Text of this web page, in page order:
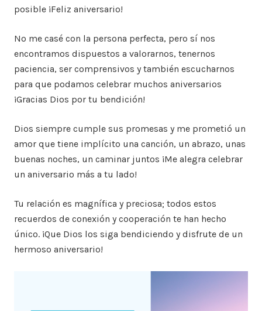
posible ¡Feliz aniversario!
No me casé con la persona perfecta, pero sí nos
encontramos dispuestos a valorarnos, tenernos
paciencia, ser comprensivos y también escucharnos
para que podamos celebrar muchos aniversarios
¡Gracias Dios por tu bendición!
Dios siempre cumple sus promesas y me prometió un
amor que tiene implícito una canción, un abrazo, unas
buenas noches, un caminar juntos ¡Me alegra celebrar
un aniversario más a tu lado!
Tu relación es magnífica y preciosa; todos estos
recuerdos de conexión y cooperación te han hecho
único. ¡Que Dios los siga bendiciendo y disfrute de un
hermoso aniversario!